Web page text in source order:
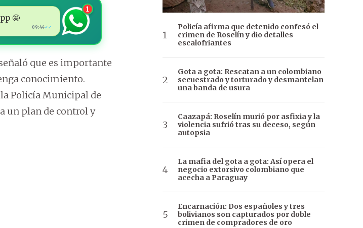
🤩
09:44✓✓
1
que es importante
conocimiento.
Policía Municipal de
un plan de control y
Policía afirma que detenido confesó el
crimen de Roselín y dio detalles
escalofriantes
Gota a gota: Rescatan a un colombiano
secuestrado y torturado y desmantelan
una banda de usura
Caazapá: Roselín murió por asfixia y la
violencia sufrió tras su deceso, según
autopsia
La mafia del gota a gota: Así opera el
negocio extorsivo colombiano que
acecha a Paraguay
Encarnación: Dos españoles y tres
bolivianos son capturados por doble
crimen de compradores de oro